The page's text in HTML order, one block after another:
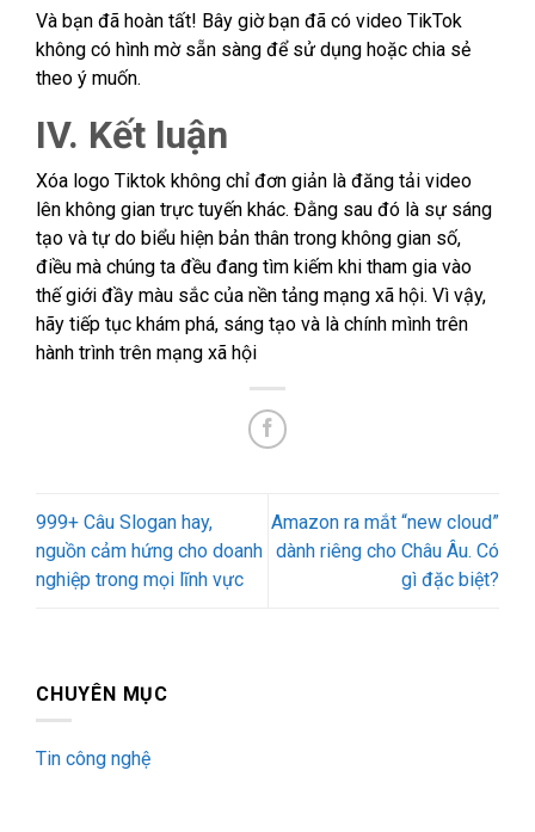
Và bạn đã hoàn tất! Bây giờ bạn đã có video TikTok
không có hình mờ sẵn sàng để sử dụng hoặc chia sẻ
theo ý muốn.
IV. Kết luận
Xóa logo Tiktok không chỉ đơn giản là đăng tải video
lên không gian trực tuyến khác. Đằng sau đó là sự sáng
tạo và tự do biểu hiện bản thân trong không gian số,
điều mà chúng ta đều đang tìm kiếm khi tham gia vào
thế giới đầy màu sắc của nền tảng mạng xã hội. Vì vậy,
hãy tiếp tục khám phá, sáng tạo và là chính mình trên
hành trình trên mạng xã hội
999+ Câu Slogan hay,
nguồn cảm hứng cho doanh
nghiệp trong mọi lĩnh vực
Amazon ra mắt “new cloud”
dành riêng cho Châu Âu. Có
gì đặc biệt?
CHUYÊN MỤC
Tin công nghệ